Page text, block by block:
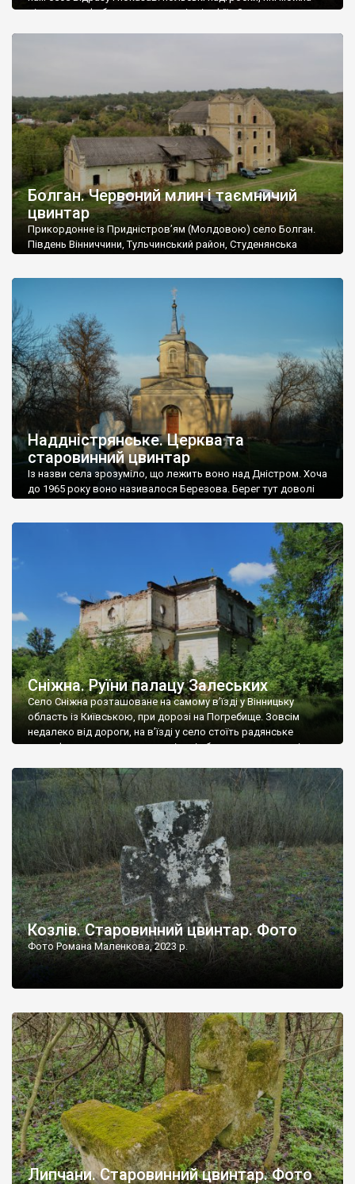
віднести до фабричних, польські епітафії… Загалом цвинтар
Болган. Червоний млин і таємничий
цвинтар
Прикордонне із Придністров’ям (Молдовою) село Болган.
Південь Вінниччини, Тульчинський район, Студенянська
старовинний цвинтар із кам’яними хрестами. Всі епітафії, які
збереглися, написані кирилицею, церковнослов’янською
мовою. За всіма традиційними ознаками – цвинтар
український. Хрести датуються 19 століттям. У 1924-1940
роках Болган […]
Наддністрянське. Церква та
старовинний цвинтар
Із назви села зрозуміло, що лежить воно над Дністром. Хоча
до 1965 року воно називалося Березова. Берег тут доволі
Наддністрянське відрізняється від більшості навколишніх
сіл. У селі є мурована Михайлівська церква. Точної дати […]
Сніжна. Руїни палацу Залеських
Село Сніжна розташоване на самому в’їзді у Вінницьку
область із Київською, при дорозі на Погребище. Зовсім
недалеко від дороги, на в’їзді у село стоїть радянське
рельєфне пано, яке показує жінку і яблуню, а трохи далі, десь
не видно, але видно дві стареньких колії у траві – […]
Козлів. Старовинний цвинтар. Фото
Фото Романа Маленкова, 2023 р.
Липчани. Старовинний цвинтар. Фото